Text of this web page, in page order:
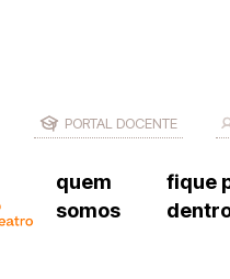
PORTAL DOCENTE
quem
somos
fique